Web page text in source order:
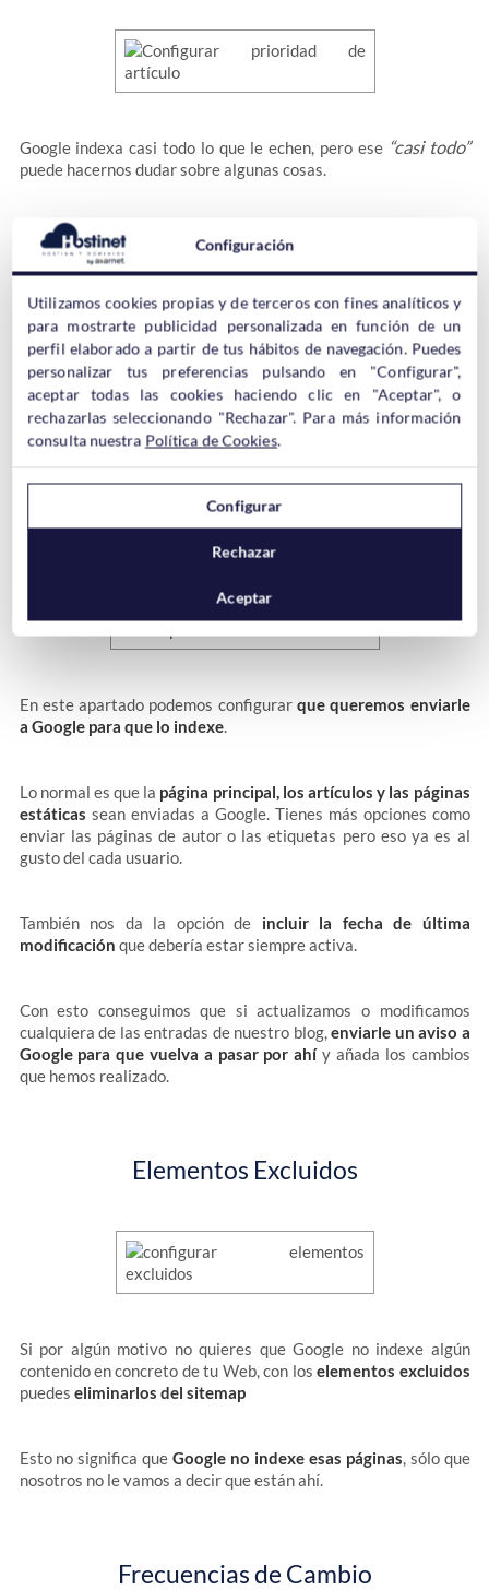
Google indexa casi todo lo que le echen, pero ese “casi todo”
puede hacernos dudar sobre algunas cosas.
prioridad del artículo
nos permite configurar si le decimos a
Google que primero nos artículos con algún parámetro extra
como puede serun artículo que está siendo muy comentado.
Sería una lástima que un post de tu blog en el que la gente esté
debatiendo sin parar no fuera indexado por Google por
cualquier razón que no puedas controlar así que en este
apartado puedes decirle a Google que si un artículo es muy
comentado por tus usuarios
priorice su indexación.
Contenido del Sitemap
En este apartado podemos configurar que queremos enviarle
a Google para que lo indexe.
Lo normal es que la página principal, los artículos y las páginas
estáticas sean enviadas a Google. Tienes más opciones como
enviar las páginas de autor o las etiquetas pero eso ya es al
gusto del cada usuario.
También nos da la opción de incluir la fecha de última
modificación que debería estar siempre activa.
Con esto conseguimos que si actualizamos o modificamos
cualquiera de las entradas de nuestro blog,enviarle un aviso a
Google para que vuelva a pasar por ahíy añada los cambios
que hemos realizado.
Elementos Excluidos
Si por algún motivo no quieres que Google no indexe algún
contenido en concreto de tu Web, con loselementos excluidos
puedes eliminarlos del sitemap
Esto no significa queGoogle no indexe esas páginas, sólo que
nosotros no le vamos a decir que están ahí.
Frecuencias de Cambio
Configuración
Utilizamos cookies propias y de terceros con fines analíticos y
para mostrarte publicidad personalizada en función de un
perfil elaborado a partir de tus hábitos de navegación. Puedes
personalizar tus preferencias pulsando en "Configurar",
aceptar todas las cookies haciendo clic en "Aceptar", o
rechazarlas seleccionando "Rechazar". Para más información
consulta nuestra Política de Cookies.
Configurar
Rechazar
Aceptar